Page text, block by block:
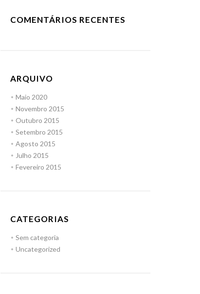
COMENTÁRIOS RECENTES
ARQUIVO
Maio 2020
Novembro 2015
Outubro 2015
Setembro 2015
Agosto 2015
Julho 2015
Fevereiro 2015
CATEGORIAS
Sem categoria
Uncategorized